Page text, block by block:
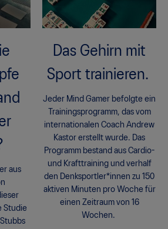
aus
Studie
Das Gehirn mit
Sport trainieren.
Jeder Mind Gamer befolgte ein
Trainingsprogramm, das vom
internationalen Coach Andrew
Kastor erstellt wurde. Das
Programm bestand aus Cardio-
und Krafttraining und verhalf
den Denksportler*innen zu 150
aktiven Minuten pro Woche für
einen Zeitraum von 16
Wochen.